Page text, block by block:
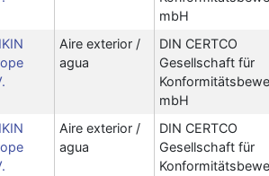
mbH
Aire exterior /
agua
DIN CERTCO
Gesellschaft für
mbH
Aire exterior /
agua
DIN CERTCO
Gesellschaft für